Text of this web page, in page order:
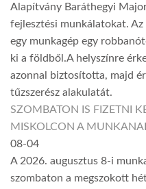
Alapítvány Baráthegyi
fejlesztési munkálatokat. Az
egy munkagép egy
ki a földből.A helyszínre
azonnal biztosította, majd
tűzszerész alakulatát.
SZOMBATON IS FIZETNI
MISKOLCON A
08-04
A 2026. augusztus 8-i
szombaton a megszokott